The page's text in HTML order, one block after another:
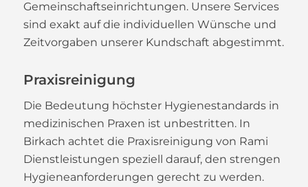
Gemeinschaftseinrichtungen. Unsere Services
sind exakt auf die individuellen Wünsche und
Zeitvorgaben unserer Kundschaft abgestimmt.
Praxisreinigung
Die Bedeutung höchster Hygienestandards in
medizinischen Praxen ist unbestritten. In
Birkach achtet die Praxisreinigung von Rami
Dienstleistungen speziell darauf, den strengen
Hygieneanforderungen gerecht zu werden.